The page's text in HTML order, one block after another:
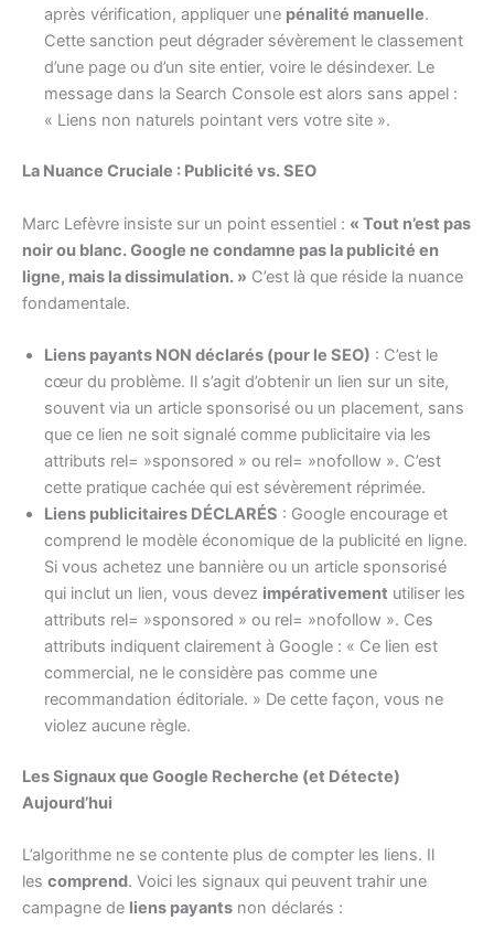
après vérification, appliquer une pénalité manuelle.
Cette sanction peut dégrader sévèrement le classement
d’une page ou d’un site entier, voire le désindexer. Le
message dans la Search Console est alors sans appel :
« Liens non naturels pointant vers votre site ».
La Nuance Cruciale : Publicité vs. SEO
Marc Lefèvre insiste sur un point essentiel : « Tout n’est pas
noir ou blanc. Google ne condamne pas la publicité en
ligne, mais la dissimulation. » C’est là que réside la nuance
fondamentale.
Liens payants NON déclarés (pour le SEO) : C’est le
cœur du problème. Il s’agit d’obtenir un lien sur un site,
souvent via un article sponsorisé ou un placement, sans
que ce lien ne soit signalé comme publicitaire via les
attributs rel= »sponsored » ou rel= »nofollow ». C’est
cette pratique cachée qui est sévèrement réprimée.
Liens publicitaires DÉCLARÉS : Google encourage et
comprend le modèle économique de la publicité en ligne.
Si vous achetez une bannière ou un article sponsorisé
qui inclut un lien, vous devez impérativement utiliser les
attributs rel= »sponsored » ou rel= »nofollow ». Ces
attributs indiquent clairement à Google : « Ce lien est
commercial, ne le considère pas comme une
recommandation éditoriale. » De cette façon, vous ne
violez aucune règle.
Les Signaux que Google Recherche (et Détecte)
Aujourd’hui
L’algorithme ne se contente plus de compter les liens. Il
les comprend. Voici les signaux qui peuvent trahir une
campagne de liens payants non déclarés :